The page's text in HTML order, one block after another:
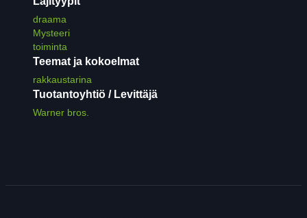
draama
Mysteeri
toiminta
Teemat ja kokoelmat
rakkaustarina
Tuotantoyhtiö / Levittäjä
Warner bros.